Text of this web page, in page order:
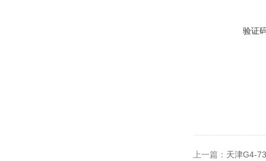
验证
上一篇： 天津G4-